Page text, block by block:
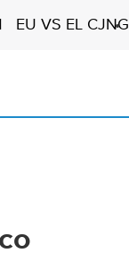
EU VS EL CJNG